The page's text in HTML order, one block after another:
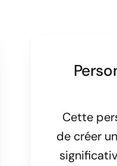
Cette
de créer